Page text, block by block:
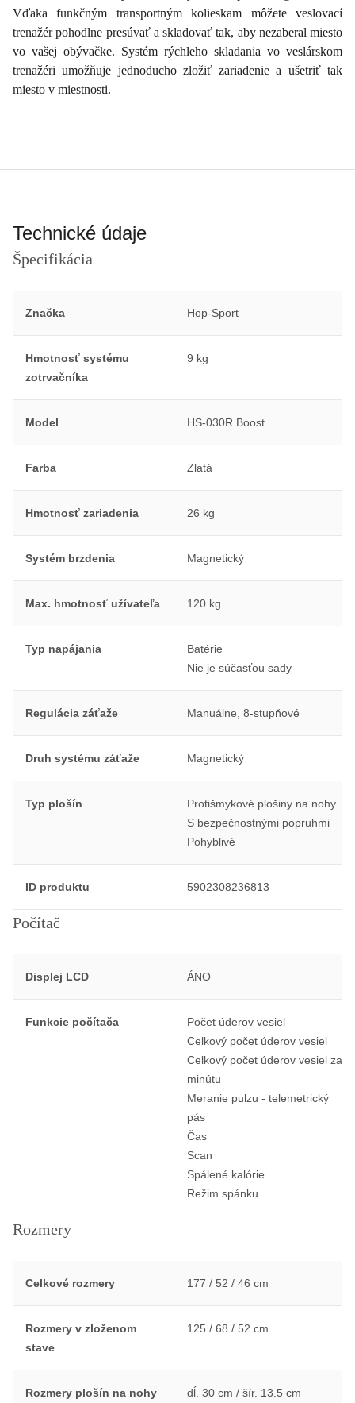
Vďaka funkčným transportným kolieskam môžete veslovací
trenažér pohodlne presúvať a skladovať tak, aby nezaberal miesto
vo vašej obývačke. Systém rýchleho skladania vo veslárskom
trenažéri umožňuje jednoducho zložiť zariadenie a ušetriť tak
miesto v miestnosti.
Technické údaje
Špecifikácia
Značka Hop-Sport
Hmotnosť systému
zotrvačníka
9 kg
Model HS-030R Boost
Farba Zlatá
Hmotnosť zariadenia 26 kg
Systém brzdenia Magnetický
Max. hmotnosť užívateľa 120 kg
Typ napájania
Batérie
Nie je súčasťou sady
Regulácia záťaže Manuálne, 8-stupňové
Druh systému záťaže Magnetický
Typ plošín
Protišmykové plošiny na nohy
S bezpečnostnými popruhmi
Pohyblivé
ID produktu 5902308236813
Počítač
Displej LCD ÁNO
Funkcie počítača
Počet úderov vesiel
Celkový počet úderov vesiel
Celkový počet úderov vesiel za
minútu
Meranie pulzu - telemetrický
pás
Čas
Scan
Spálené kalórie
Režim spánku
Rozmery
Celkové rozmery 177 / 52 / 46 cm
Rozmery v zloženom
stave
125 / 68 / 52 cm
Rozmery plošín na nohy dĺ. 30 cm / šír. 13.5 cm